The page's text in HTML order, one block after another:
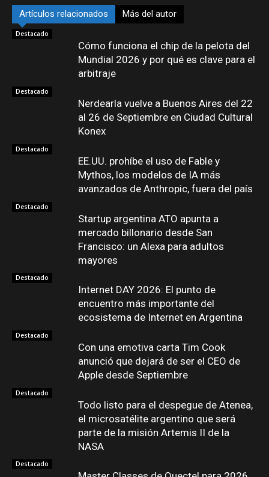
Artículos relacionados Más del autor
Destacado
Cómo funciona el chip de la pelota del
Mundial 2026 y por qué es clave para el
arbitraje
Destacado
Nerdearla vuelve a Buenos Aires del 22
al 26 de Septiembre en Ciudad Cultural
Konex
Destacado
EE.UU. prohíbe el uso de Fable y
Mythos, los modelos de IA más
avanzados de Anthropic, fuera del país
Destacado
Startup argentina ATO apunta a
mercado billonario desde San
Francisco: un Alexa para adultos
mayores
Destacado
Internet DAY 2026: El punto de
encuentro más importante del
ecosistema de Internet en Argentina
Destacado
Con una emotiva carta Tim Cook
anunció que dejará de ser el CEO de
Apple desde Septiembre
Destacado
Todo listo para el despegue de Atenea,
el microsatélite argentino que será
parte de la misión Artemis II de la
NASA
Destacado